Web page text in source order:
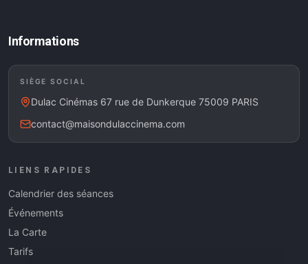
Informations
SIÈGE SOCIAL
Dulac Cinémas 67 rue de Dunkerque 75009 PARIS
contact@maisondulaccinema.com
LIENS RAPIDES
Calendrier des séances
Événements
La Carte
Tarifs